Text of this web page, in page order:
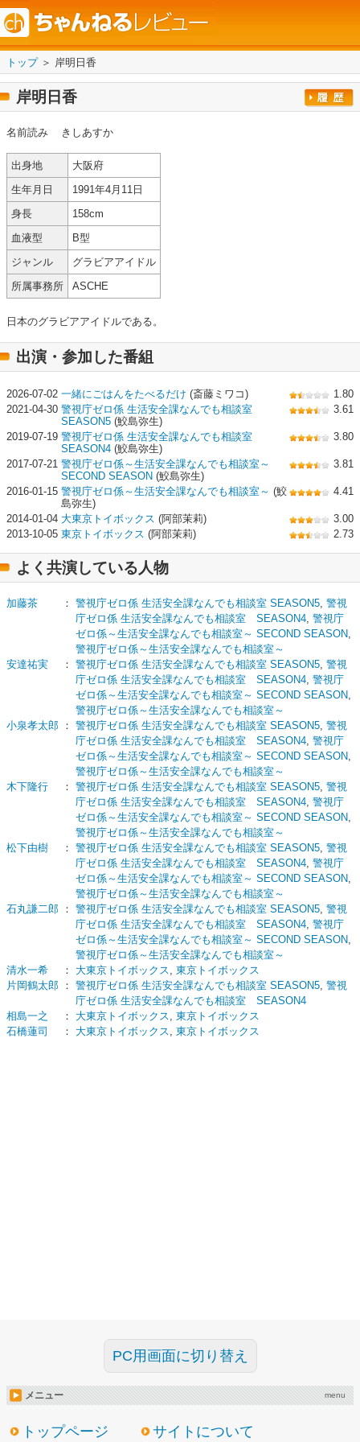
トップ＞ 岸明日香
岸明日香
名前読み きしあすか
出身地
大阪府
生年月日
1991年4月11日
身長
158cm
血液型
B型
ジャンル
グラビアアイドル
所属事務所
ASCHE
日本のグラビアアイドルである。
出演・参加した番組
2026-07-02 一緒にごはんをたべるだけ (斎藤ミワコ)
1.80
2021-04-30 警視庁ゼロ係 生活安全課なんでも相談室
SEASON5 (鮫島弥生)
3.61
2019-07-19 警視庁ゼロ係 生活安全課なんでも相談室
SEASON4 (鮫島弥生)
3.80
2017-07-21 警視庁ゼロ係～生活安全課なんでも相談室～
SECOND SEASON (鮫島弥生)
3.81
2016-01-15 警視庁ゼロ係～生活安全課なんでも相談室～ (鮫
島弥生)
4.41
2014-01-04 大東京トイボックス (阿部茉莉)
3.00
2013-10-05 東京トイボックス (阿部茉莉) 2.73
よく共演している人物
加藤茶 ： 警視庁ゼロ係 生活安全課なんでも相談室 SEASON5, 警視
庁ゼロ係 生活安全課なんでも相談室 SEASON4, 警視庁
ゼロ係～生活安全課なんでも相談室～ SECOND SEASON,
警視庁ゼロ係～生活安全課なんでも相談室～
安達祐実
： 警視庁ゼロ係 生活安全課なんでも相談室 SEASON5, 警視
庁ゼロ係 生活安全課なんでも相談室 SEASON4, 警視庁
ゼロ係～生活安全課なんでも相談室～ SECOND SEASON,
警視庁ゼロ係～生活安全課なんでも相談室～
小泉孝太郎 ： 警視庁ゼロ係 生活安全課なんでも相談室 SEASON5, 警視
庁ゼロ係 生活安全課なんでも相談室 SEASON4, 警視庁
ゼロ係～生活安全課なんでも相談室～ SECOND SEASON,
警視庁ゼロ係～生活安全課なんでも相談室～
木下隆行
： 警視庁ゼロ係 生活安全課なんでも相談室 SEASON5, 警視
庁ゼロ係 生活安全課なんでも相談室 SEASON4, 警視庁
ゼロ係～生活安全課なんでも相談室～ SECOND SEASON,
警視庁ゼロ係～生活安全課なんでも相談室～
松下由樹
： 警視庁ゼロ係 生活安全課なんでも相談室 SEASON5, 警視
庁ゼロ係 生活安全課なんでも相談室 SEASON4, 警視庁
ゼロ係～生活安全課なんでも相談室～ SECOND SEASON,
警視庁ゼロ係～生活安全課なんでも相談室～
石丸謙二郎 ： 警視庁ゼロ係 生活安全課なんでも相談室 SEASON5, 警視
庁ゼロ係 生活安全課なんでも相談室 SEASON4, 警視庁
ゼロ係～生活安全課なんでも相談室～ SECOND SEASON,
警視庁ゼロ係～生活安全課なんでも相談室～
清水一希
： 大東京トイボックス, 東京トイボックス
片岡鶴太郎 ： 警視庁ゼロ係 生活安全課なんでも相談室 SEASON5, 警視
庁ゼロ係 生活安全課なんでも相談室 SEASON4
相島一之
： 大東京トイボックス, 東京トイボックス
石橋蓮司
： 大東京トイボックス, 東京トイボックス
PC用画面に切り替え
メニュー menu
トップページ サイトについて